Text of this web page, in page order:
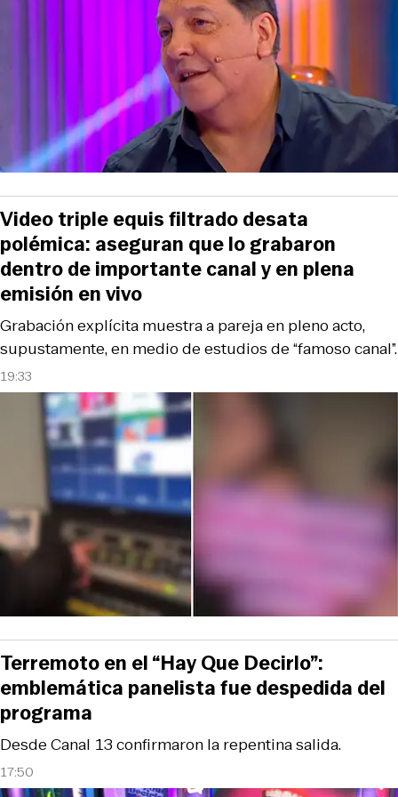
19:33
Grabación explícita muestra a pareja en pleno acto,
supustamente, en medio de estudios de “famoso canal”.
Video triple equis filtrado desata
polémica: aseguran que lo grabaron
dentro de importante canal y en plena
emisión en vivo
17:50
Desde Canal 13 confirmaron la repentina salida.
Terremoto en el “Hay Que Decirlo”:
emblemática panelista fue despedida del
programa